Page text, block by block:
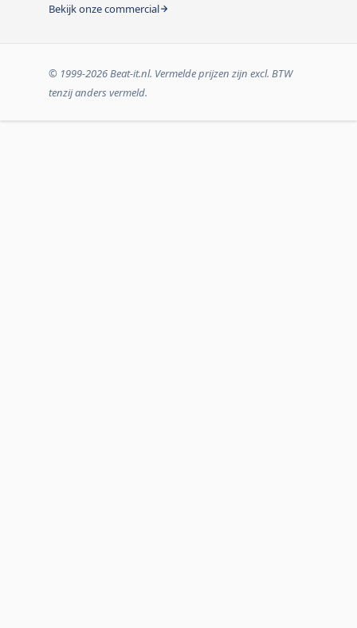
Bekijk onze commercial
© 1999-2026 Beat-it.nl. Vermelde prijzen zijn excl. BTW
tenzij anders vermeld.